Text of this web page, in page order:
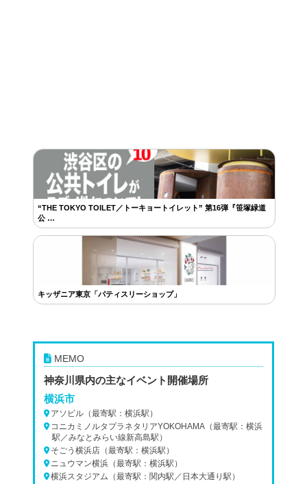
“THE TOKYO TOILET／トーキョートイレット” 第16弾『笹塚緑道
公 …
キッザニア東京「パティスリーショップ」
MEMO
神奈川県内の主なイベント開催場所
横浜市
アソビル（最寄駅：横浜駅）
コニカミノルタプラネタリアYOKOHAMA（最寄駅：横浜
駅／みなとみらい線新高島駅）
そごう横浜店（最寄駅：横浜駅）
ニュウマン横浜（最寄駅：横浜駅）
横浜スタジアム（最寄駅：関内駅／日本大通り駅）